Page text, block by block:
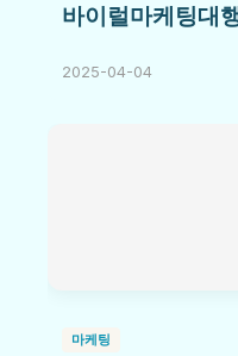
바이럴마케팅대
2025-04-04
마케팅